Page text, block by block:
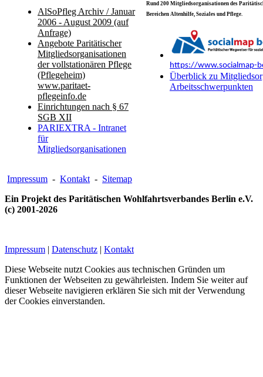
AlSoPfleg Archiv / Januar
2006 - August 2009 (auf
Anfrage)
Angebote Paritätischer
Mitgliedsorganisationen
der vollstationären Pflege
(Pflegeheim)
www.paritaet-
pflegeinfo.de
Einrichtungen nach § 67
SGB XII
PARIEXTRA - Intranet
für
Mitgliedsorganisationen
Rund 200 Mitgliedsorganisationen des
Bereichen Altenhilfe, Soziales und Pflege.
https://www.socialmap-
Überblick zu
Arbeitsschwerpunkten
Impressum - Kontakt - Sitemap
Ein Projekt des Paritätischen Wohlfahrtsverbandes Berlin e.V.
(c) 2001-2026
Impressum | Datenschutz | Kontakt
Diese Webseite nutzt Cookies aus technischen Gründen um
Funktionen der Webseiten zu gewährleisten. Indem Sie weiter auf
dieser Webseite navigieren erklären Sie sich mit der Verwendung
der Cookies einverstanden.